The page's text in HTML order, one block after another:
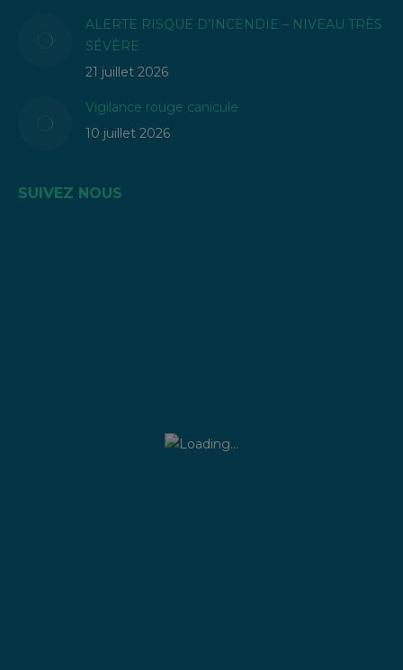
ALERTE RISQUE D’INCENDIE – NIVEAU TRÈS
SÉVÈRE
21 juillet 2026
Vigilance rouge canicule
10 juillet 2026
SUIVEZ NOUS